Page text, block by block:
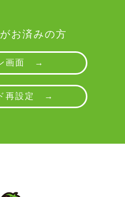
お済みの方
画面 →
再設定 →